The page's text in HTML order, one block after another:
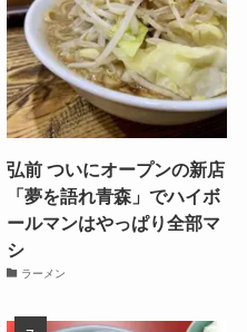
弘前 ついにオープンの新店
「夢を語れ青森」でハイボ
ールマンはやっぱり全部マ
シ
ラーメン